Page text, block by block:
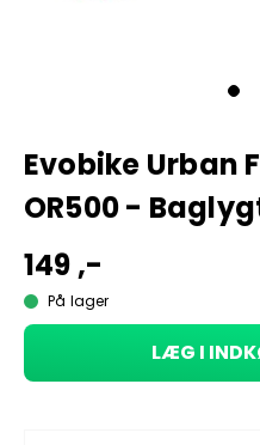
Evobike Urban
OR500 -
149 ,-
På lager
LÆG I